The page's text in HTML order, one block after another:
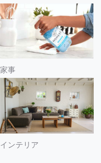
家事
インテリア